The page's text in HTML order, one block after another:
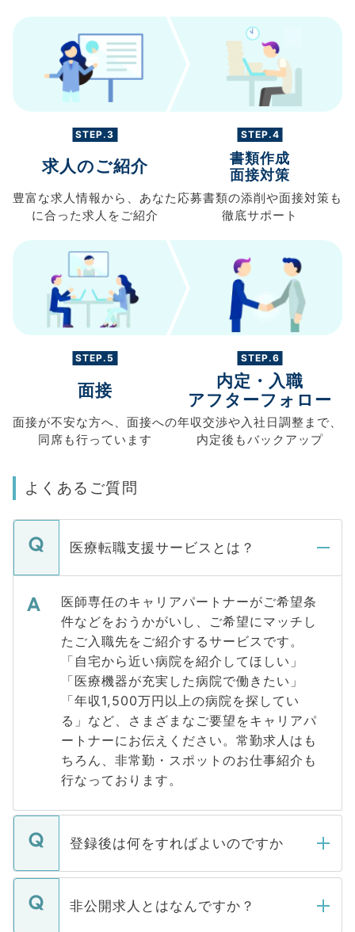
STEP.3
求人のご紹介
豊富な求人情報から、 あなた
に合った求人を ご紹介
STEP.4
書類作成
面接対策
応募書類の添削や面接対策も
徹底サポート
STEP.5
面接
面接が不安な方へ、 面接への
同席も行っています
STEP.6
内定・入職
アフターフォロー
年収交渉や入社日調整まで、
内定後もバックアップ
よくあるご質問
医療転職支援サービスとは？
医師専任のキャリアパートナーがご希望条
件などをおうかがいし、ご希望にマッチし
たご入職先をご紹介するサービスです。
「自宅から近い病院を紹介してほしい」
「医療機器が充実した病院で働きたい」
「年収1,500万円以上の病院を探してい
る」など、さまざまなご要望をキャリアパ
ートナーにお伝えください。常勤求人はも
ちろん、非常勤・スポットのお仕事紹介も
行なっております。
登録後は何をすればよいのですか
ご登録いただきましたら、弊社担当者がご
登録内容を確認し、その後メールもしくは
非公開求人とはなんですか？